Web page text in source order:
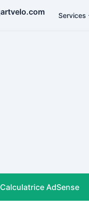
Services
Calculatrice AdSense